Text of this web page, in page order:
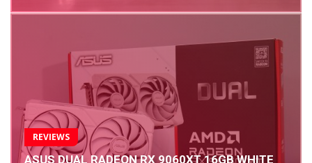
REVIEWS
ASUS DUAL RADEON RX 9060XT 16GB WHITE